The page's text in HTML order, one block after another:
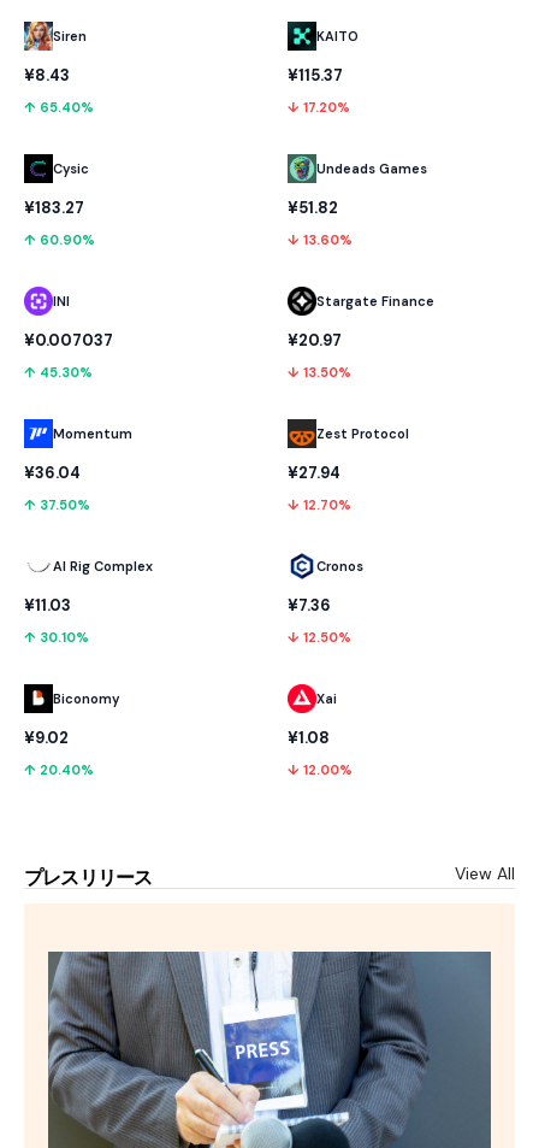
Siren
¥8.43
↑ 65.40%
Cysic
¥183.27
↑ 60.90%
INI
¥0.007037
↑ 45.30%
Momentum
¥36.04
↑ 37.50%
AI Rig Complex
¥11.03
↑ 30.10%
Biconomy
¥9.02
↑ 20.40%
KAITO
¥115.37
↓ 17.20%
Undeads Games
¥51.82
↓ 13.60%
Stargate Finance
¥20.97
↓ 13.50%
Zest Protocol
¥27.94
↓ 12.70%
Cronos
¥7.36
↓ 12.50%
Xai
¥1.08
↓ 12.00%
プレスリリース View All